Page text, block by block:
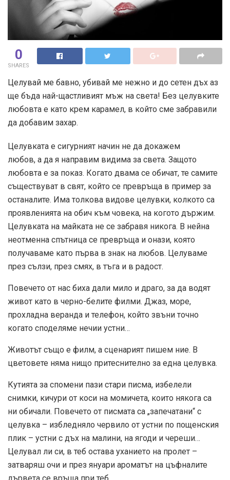
0
SHARES
Целувай ме бавно, убивай ме нежно и до сетен дъх аз
ще бъда най-щастливият мъж на света! Без целувките
любовта е като крем карамел, в който сме забравили
да добавим захар.
Целувката е сигурният начин не да докажем
любов, а да я направим видима за света. Защото
любовта е за показ. Когато двама се обичат, те самите
съществуват в свят, който се превръща в пример за
останалите. Има толкова видове целувки, колкото са
проявленията на обич към човека, на когото държим.
Целувката на майката не се забравя никога. В нейна
неотменна спътница се превръща и онази, която
получаваме като първа в знак на любов. Целуваме
през сълзи, през смях, в тъга и в радост.
Повечето от нас биха дали мило и драго, за да водят
живот като в черно-белите филми. Джаз, море,
прохладна веранда и телефон, който звъни точно
когато споделяме нечии устни…
Животът също е филм, а сценарият пишем ние. В
цветовете няма нищо притеснително за една целувка.
Кутията за спомени пази стари писма, избелели
снимки, кичури от коси на момичета, които някога са
ни обичали. Повечето от писмата са „запечатани“ с
целувка – избледняло червило от устни по пощенския
плик – устни с дъх на малини, на ягоди и череши…
Целувал ли си, в теб остава уханието на пролет –
затваряш очи и през януари ароматът на цъфналите